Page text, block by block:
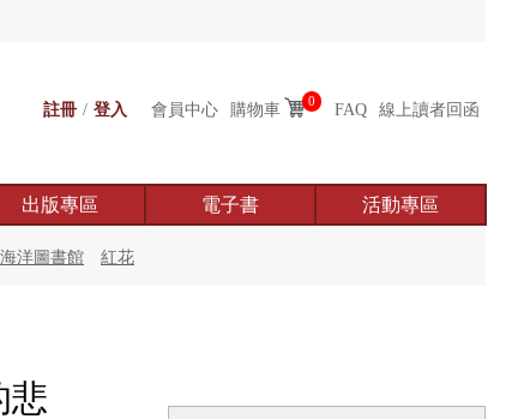
註冊 / 登入 會員中心 購物車 0 FAQ 線上讀者回函
出版專區 電子書 活動專區
海洋圖書館 紅花
悲